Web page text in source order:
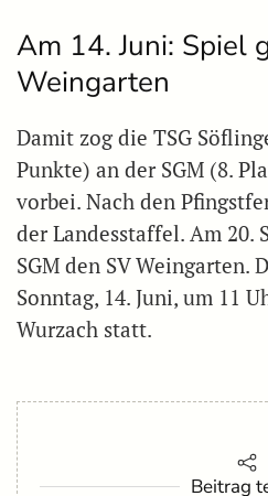
Am 14. Juni: Spiel
Weingarten
Damit zog die TSG
Punkte) an der SGM (8.
vorbei. Nach den
der Landesstaffel. Am 20.
SGM den SV Weingarten.
Sonntag, 14. Juni, um 11
Wurzach statt.
Beitrag